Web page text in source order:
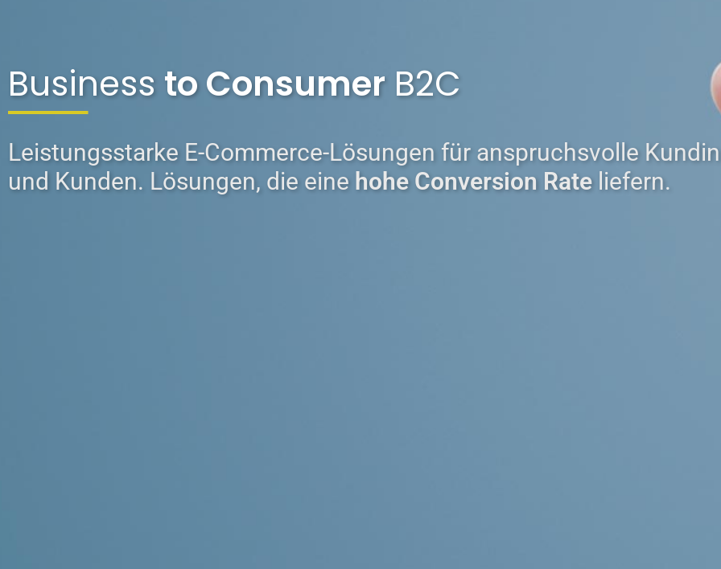
Business to Consumer B2C
Leistungsstarke E-Commerce-Lösungen für anspruchsvolle
und Kunden. Lösungen, die eine hohe Conversion Rateliefern.